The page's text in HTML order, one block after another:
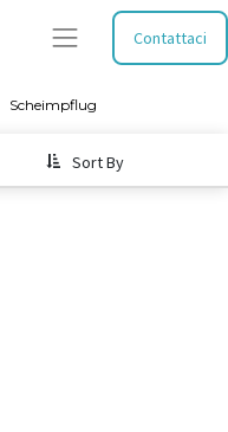
Contattaci
Scheimpflug
Sort By